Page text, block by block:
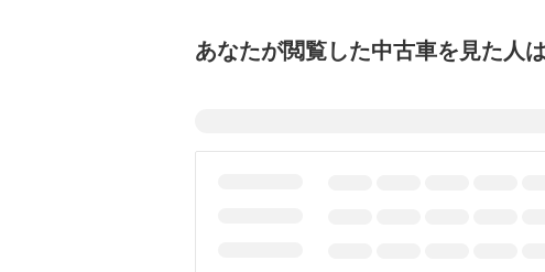
あなたが閲覧した中古車を見た人